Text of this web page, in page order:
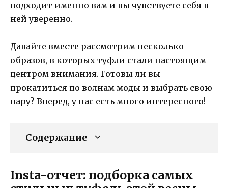
подходит именно вам и вы чувствуете себя в
ней уверенно.
Давайте вместе рассмотрим несколько
образов, в которых туфли стали настоящим
центром внимания. Готовы ли вы
прокатиться по волнам моды и выбрать свою
пару? Вперед, у нас есть много интересного!
Содержание
Insta-отчет: подборка самых